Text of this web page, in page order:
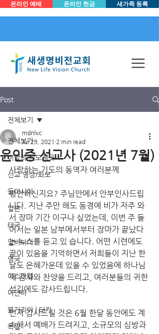
온라인 예배 온라인 헌금 새가족 등록
Post
전체보기
이달의 기도제목
선교 영상/화보
동아시아
일본
태국
알바니아
영국
이스라엘
미얀마
불가리아 | 터키
독일
전체보기
윤인중 선교사 (2021년 7월)
mdnlvc
Jul 29, 2021 2 min read
사랑하는 기도의 동역자 여러분께
평안하신지요? 주님안에서 안부인사드립
니다. 지난 주만 해도 동경에 비가 자주 와
서 장마 기간 이구나 싶었는데, 이번 주 들
어서는 일본 남부에서부터 장마가 끝났다
는 뉴스를 듣고 있 습니다. 어떤 시련에도
끝이 있음을 기억하면서 저희들이 지난 한
달도 은혜가운데 있을 수 있었음에 하나님
께 감사와 찬양을 드리고, 여러분들의 귀한
섬김에도 감사드립니다.
먼저 감사드릴 것은 6월 한달 동안에도 계
속해서 예배가 드려지고, 소규모의 심방과